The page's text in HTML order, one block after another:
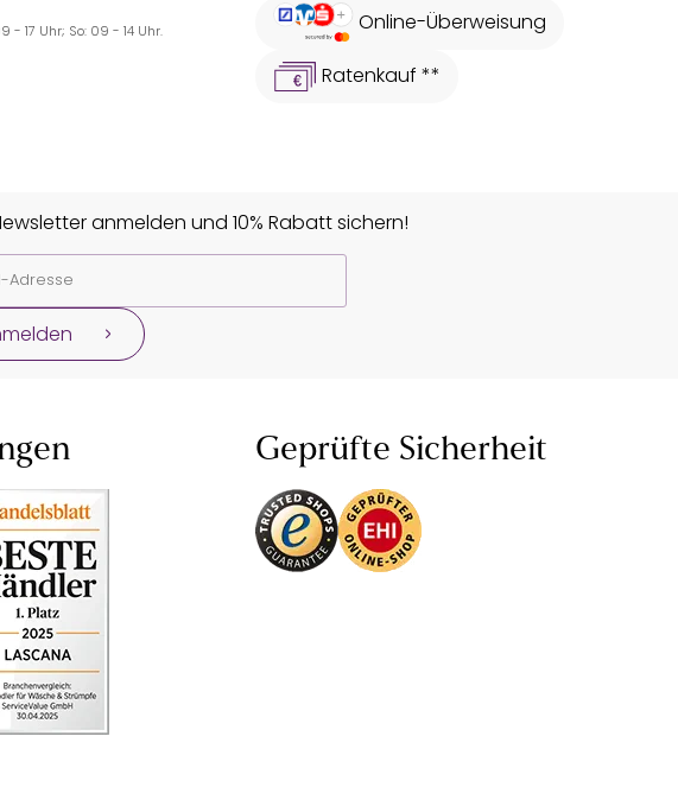
- 17 Uhr; So: 09 - 14 Uhr.
Online-Überweisung
Ratenkauf **
anmelden und 10% Rabatt sichern!
Geprüfte Sicherheit